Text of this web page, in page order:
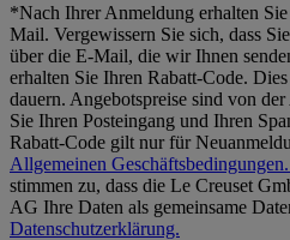
*Nach Ihrer Anmeldung erhalten
Mail. Vergewissern Sie sich, dass
über die E-Mail, die wir Ihnen
erhalten Sie Ihren Rabatt-Code.
dauern. Angebotspreise sind von
Sie Ihren Posteingang und Ihren
Rabatt-Code gilt nur für
Allgemeinen Geschäftsbedingungen.
stimmen zu, dass die Le Creuset
AG Ihre Daten als gemeinsame
Datenschutzerklärung.